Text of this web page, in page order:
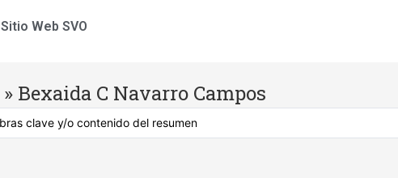
Sitio Web SVO
» Bexaida C Navarro Campos